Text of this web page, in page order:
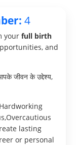
4
your full birth
and
जीवन के उद्देश्य,
lasting
or personal